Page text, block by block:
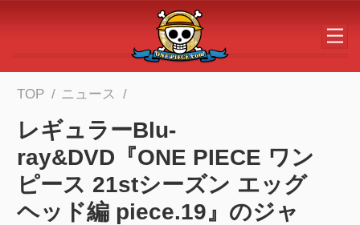
メインコンテンツへスキップする
TOP ニュース
レギュラーBlu-
ray&DVD『ONE PIECE ワン
ピース 21stシーズン エッグ
ヘッド編 piece.19』のジャ